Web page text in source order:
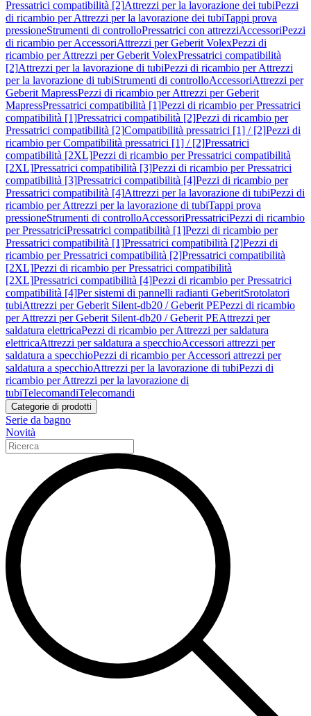
Pressatrici compatibilità [2]Attrezzi per la lavorazione dei tubiPezzi
di ricambio per Attrezzi per la lavorazione dei tubiTappi prova
pressioneStrumenti di controlloPressatrici con attrezziAccessoriPezzi
di ricambio per AccessoriAttrezzi per Geberit VolexPezzi di
ricambio per Attrezzi per Geberit VolexPressatrici compatibilità
[2]Attrezzi per la lavorazione di tubiPezzi di ricambio per Attrezzi
per la lavorazione di tubiStrumenti di controlloAccessoriAttrezzi per
Geberit MapressPezzi di ricambio per Attrezzi per Geberit
MapressPressatrici compatibilità [1]Pezzi di ricambio per Pressatrici
compatibilità [1]Pressatrici compatibilità [2]Pezzi di ricambio per
Pressatrici compatibilità [2]Compatibilità pressatrici [1] / [2]Pezzi di
ricambio per Compatibilità pressatrici [1] / [2]Pressatrici
compatibilità [2XL]Pezzi di ricambio per Pressatrici compatibilità
[2XL]Pressatrici compatibilità [3]Pezzi di ricambio per Pressatrici
compatibilità [3]Pressatrici compatibilità [4]Pezzi di ricambio per
Pressatrici compatibilità [4]Attrezzi per la lavorazione di tubiPezzi di
ricambio per Attrezzi per la lavorazione di tubiTappi prova
pressioneStrumenti di controlloAccessoriPressatriciPezzi di ricambio
per PressatriciPressatrici compatibilità [1]Pezzi di ricambio per
Pressatrici compatibilità [1]Pressatrici compatibilità [2]Pezzi di
ricambio per Pressatrici compatibilità [2]Pressatrici compatibilità
[2XL]Pezzi di ricambio per Pressatrici compatibilità
[2XL]Pressatrici compatibilità [4]Pezzi di ricambio per Pressatrici
compatibilità [4]Per sistemi di pannelli radianti GeberitSrotolatori
tubiAttrezzi per Geberit Silent-db20 / Geberit PEPezzi di ricambio
per Attrezzi per Geberit Silent-db20 / Geberit PEAttrezzi per
saldatura elettricaPezzi di ricambio per Attrezzi per saldatura
elettricaAttrezzi per saldatura a specchioAccessori attrezzi per
saldatura a specchioPezzi di ricambio per Accessori attrezzi per
saldatura a specchioAttrezzi per la lavorazione di tubiPezzi di
ricambio per Attrezzi per la lavorazione di
tubiTelecomandiTelecomandi
Categorie di prodotti
Serie da bagno
Novità